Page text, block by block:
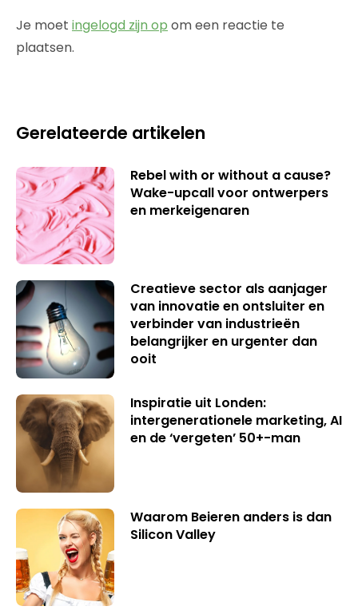
Je moet ingelogd zijn op om een reactie te
plaatsen.
Gerelateerde artikelen
Rebel with or without a cause?
Wake-upcall voor ontwerpers
en merkeigenaren
Creatieve sector als aanjager
van innovatie en ontsluiter en
verbinder van industrieën
belangrijker en urgenter dan
ooit
Inspiratie uit Londen:
intergenerationele marketing, AI
en de ‘vergeten’ 50+-man
Waarom Beieren anders is dan
Silicon Valley